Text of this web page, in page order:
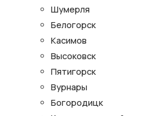
Шумерля
Белогорск
Касимов
Высоковск
Пятигорск
Вурнары
Богородицк